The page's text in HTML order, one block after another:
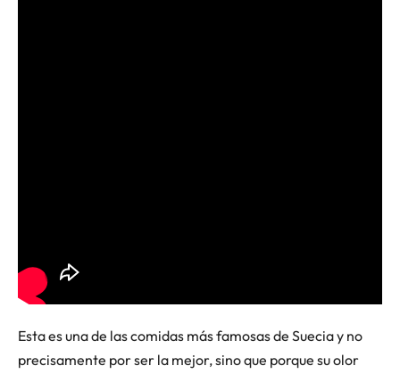
Esta es una de las comidas más famosas de Suecia y no
precisamente por ser la mejor, sino que porque su olor